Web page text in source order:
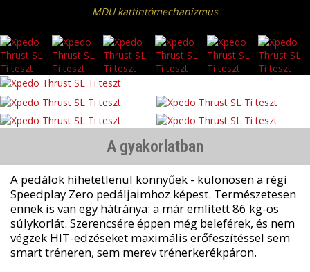
MDU kattintómechanizmus
A gyakorlatban
A pedálok hihetetlenül könnyűek - különösen a régi
Speedplay Zero pedáljaimhoz képest. Természetesen
ennek is van egy hátránya: a már említett 86 kg-os
súlykorlát. Szerencsére éppen még beleférek, és nem
végzek HIT-edzéseket maximális erőfeszítéssel sem
smart tréneren, sem merev trénerkerékpáron.